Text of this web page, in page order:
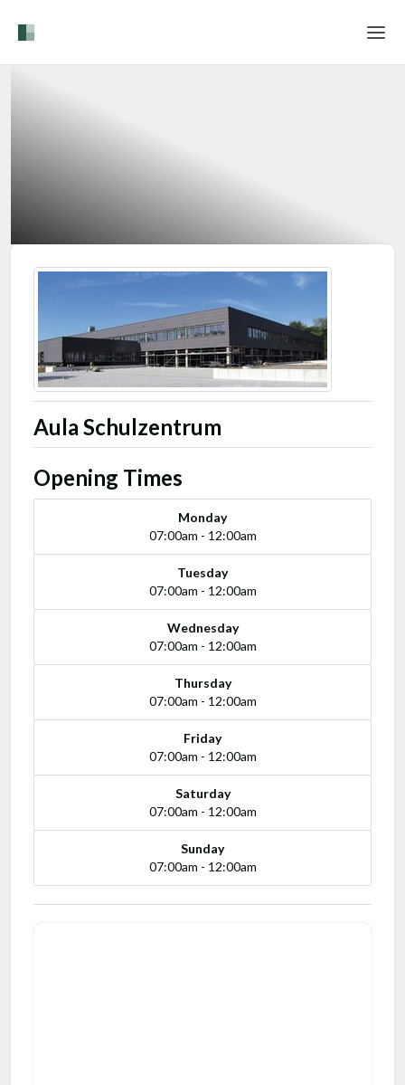
Aula Schulzentrum
Opening Times
Monday
07:00am - 12:00am
Tuesday
07:00am - 12:00am
Wednesday
07:00am - 12:00am
Thursday
07:00am - 12:00am
Friday
07:00am - 12:00am
Saturday
07:00am - 12:00am
Sunday
07:00am - 12:00am